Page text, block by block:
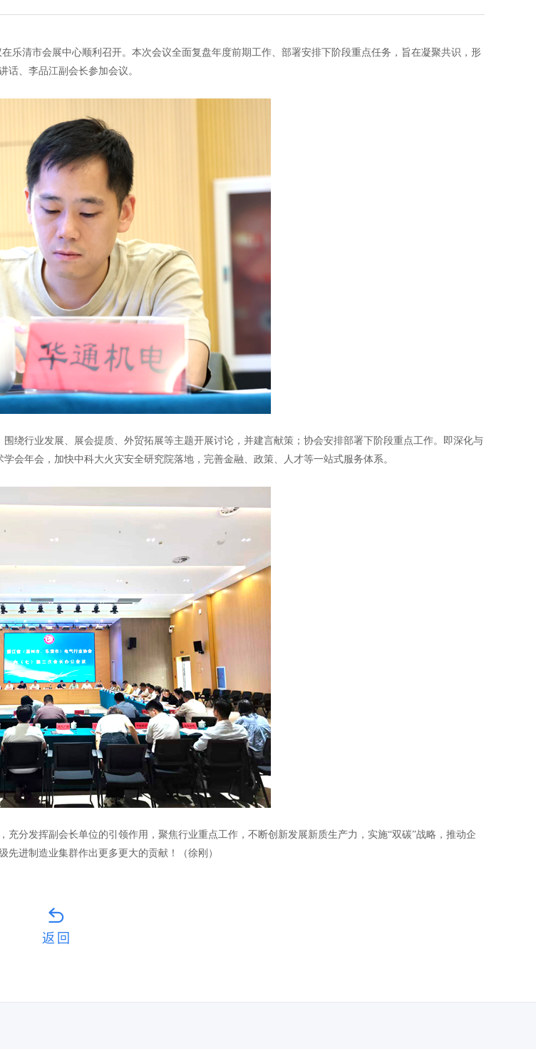
清市会展中心顺利召开。本次会议全面复盘年度前期工作、部署安排下阶段重点任务，旨在凝聚共识，形
话、李品江副会长参加会议。
行业发展、展会提质、外贸拓展等主题开展讨论，并建言献策；协会安排部署下阶段重点工作。即深化与
会年会，加快中科大火灾安全研究院落地，完善金融、政策、人才等一站式服务体系。
发挥副会长单位的引领作用，聚焦行业重点工作，不断创新发展新质生产力，实施“双碳”战略，推动企
进制造业集群作出更多更大的贡献！（徐刚）
返回